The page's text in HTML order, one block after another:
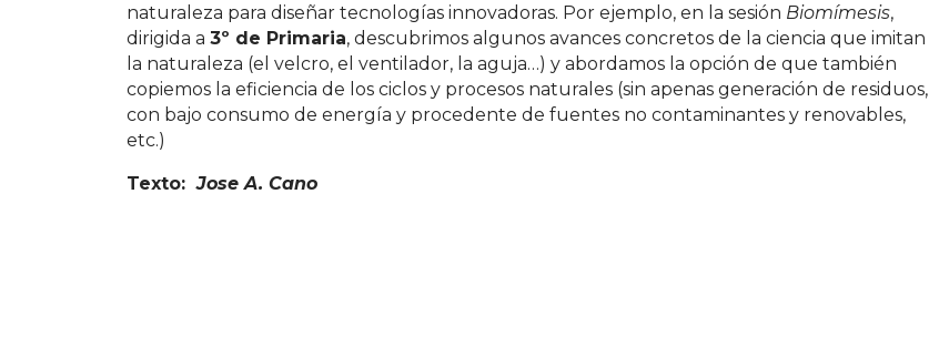
naturaleza para diseñar tecnologías innovadoras. Por ejemplo, en la sesión Biomímesis,
dirigida a 3º de Primaria, descubrimos algunos avances concretos de la ciencia que imitan
la naturaleza (el velcro, el ventilador, la aguja…) y abordamos la opción de que también
copiemos la eficiencia de los ciclos y procesos naturales (sin apenas generación de residuos,
con bajo consumo de energía y procedente de fuentes no contaminantes y renovables,
etc.)
Texto:Jose A. Cano